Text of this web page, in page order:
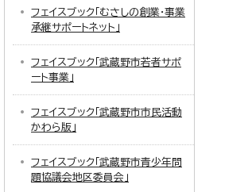
フェイスブック「むさしの創業・事業
承継サポートネット」
フェイスブック「武蔵野市若者サポ
ート事業」
フェイスブック「武蔵野市市民活動
かわら版」
フェイスブック「武蔵野市青少年問
題協議会地区委員会」